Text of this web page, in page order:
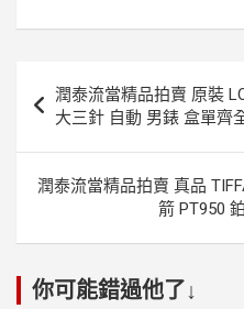
章
導
覽
潤泰流當精品拍賣 原裝
大三針 自動 男錶 盒單齊
潤泰流當精品拍賣 真品
箭 PT950
你可能錯過他了↓